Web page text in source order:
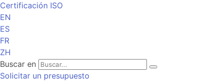
Certificación ISO
EN
ES
FR
ZH
Buscar en
Solicitar un presupuesto